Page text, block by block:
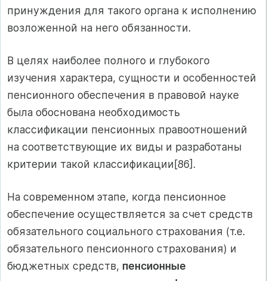
принуждения для такого органа к исполнению
возложенной на него обязанности.
В целях наиболее полного и глубокого
изучения характера, сущности и особенностей
пенсионного обеспечения в правовой науке
была обоснована необходимость
классификации пенсионных правоотношений
на соответствующие их виды и разработаны
критерии такой классификации[86].
На современном этапе, когда пенсионное
обеспечение осуществляется за счет средств
обязательного социального страхования (т.е.
обязательного пенсионного страхования) и
бюджетных средств, пенсионные